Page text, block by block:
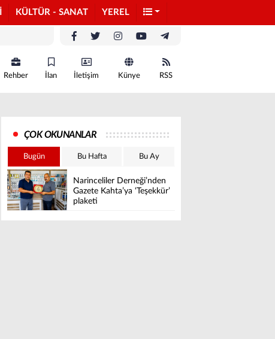
KÜLTÜR - SANAT YEREL
Rehber İlan İletişim Künye RSS
ÇOK OKUNANLAR
Bugün Bu Hafta Bu Ay
Narinceliler Derneği’nden
Gazete Kahta’ya ‘Teşekkür’
plaketi